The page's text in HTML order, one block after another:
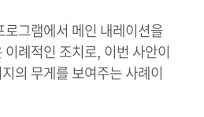
그램에서 메인 내레이션을
례적인 조치로, 이번 사안이
의 무게를 보여주는 사례이